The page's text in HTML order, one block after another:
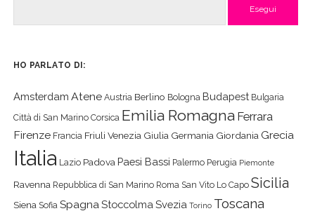
HO PARLATO DI:
Amsterdam Atene Austria Berlino Bologna Budapest Bulgaria
Città di San Marino Corsica Emilia Romagna Ferrara
Firenze Francia Friuli Venezia Giulia Germania Giordania Grecia
Italia Lazio Padova Paesi Bassi Palermo Perugia Piemonte
Ravenna Repubblica di San Marino Roma San Vito Lo Capo Sicilia
Siena Sofia SpagnaStoccolma Svezia Torino Toscana